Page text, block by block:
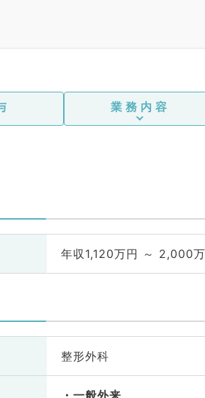
業務内容
年収1,120万円 ～ 2,000
整形外科
一般外来